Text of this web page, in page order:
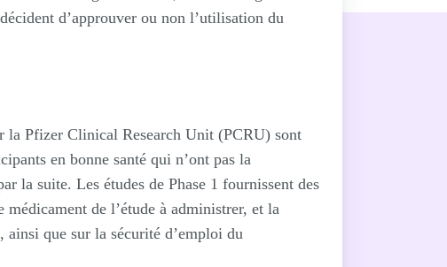
d’approuver ou non l’utilisation du
la Pfizer Clinical Research Unit (PCRU) sont
en bonne santé qui n’ont pas la
la suite. Les études de Phase 1 fournissent des
de l’étude à administrer, et la
que sur la sécurité d’emploi du